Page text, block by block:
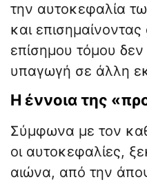
την αυτοκεφαλία
και επισημαίνοντας
επίσημου τόμου
υπαγωγή σε άλλη
Η έννοια της
Σύμφωνα με τον
οι αυτοκεφαλίες,
αιώνα, από την